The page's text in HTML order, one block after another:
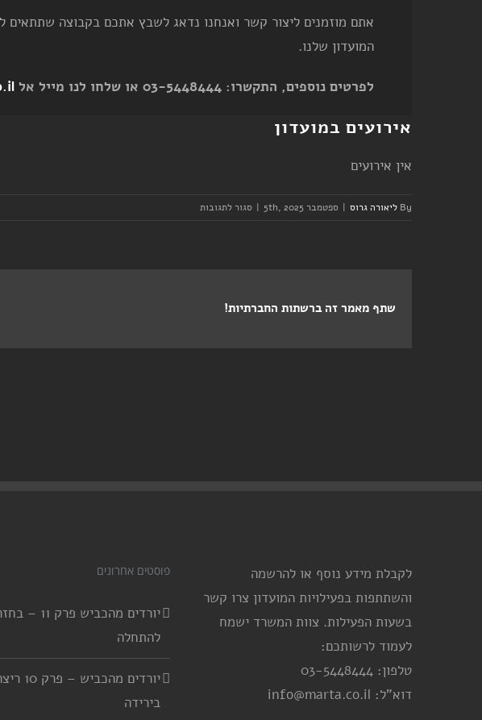
אתם מוזמנים ליצור קשר ואנחנו נדאג לשבץ אתכם בקבוצה שתתאים
המועדון שלנו.
לפרטים נוספים, התקשרו: 03-5448444 או שלחו לנו מייל אל
אירועים במועדון
אין אירועים
By ליאורה גרוס | ספטמבר 5th, 2025 | סגור לתגובות
שתף מאמר זה ברשתות החברתיות!
לקבלת מידע נוסף או להרשמה
והשתתפות בפעילויות המועדון צרו קשר
בשעות הפעילות. צוות המשרד ישמח
לעמוד לרשותכם:
טלפון: 03-5448444
דוא"ל: info@marta.co.il
פוסטים אחרונים
יורדים מהכביש פרק
להתחלה
יורדים מהכביש –
בירידה